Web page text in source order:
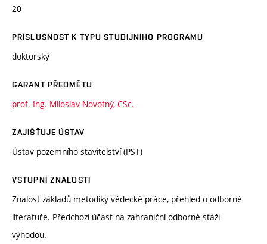
20
PŘÍSLUŠNOST K TYPU STUDIJNÍHO PROGRAMU
doktorský
GARANT PŘEDMĚTU
prof. Ing. Miloslav Novotný, CSc.
ZAJIŠŤUJE ÚSTAV
Ústav pozemního stavitelství (PST)
VSTUPNÍ ZNALOSTI
Znalost základů metodiky vědecké práce, přehled o odborné
literatuře. Předchozí účast na zahraniční odborné stáži
výhodou.